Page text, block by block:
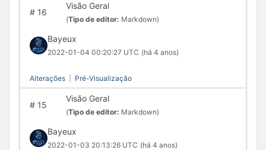
#16
Visão Geral
(Tipo de editor: Markdown)
Bayeux
2022-01-04 00:20:27 UTC (há 4 anos)
Alterações Pré-Visualização
#15
Visão Geral
(Tipo de editor: Markdown)
Bayeux
2022-01-03 20:13:26 UTC (há 4 anos)